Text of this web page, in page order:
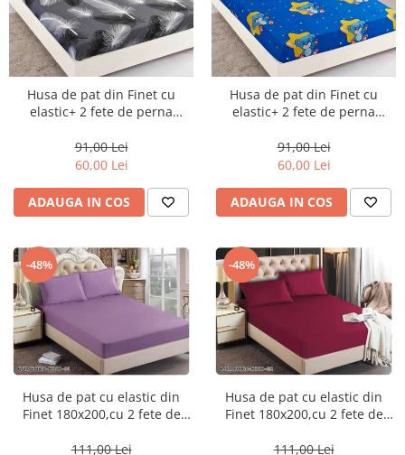
Husa de pat din Finet cu
elastic+ 2 fete de perna
91,00 Lei
60,00 Lei
ADAUGA IN COS
Husa de pat din Finet cu
elastic+ 2 fete de perna
91,00 Lei
60,00 Lei
ADAUGA IN COS
-48%
Husa de pat cu elastic din
Finet 180x200,cu 2 fete de
111,00 Lei
-48%
Husa de pat cu elastic din
Finet 180x200,cu 2 fete de
111,00 Lei